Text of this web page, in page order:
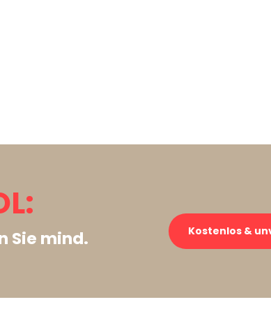
Sie mind.
Kostenlos &